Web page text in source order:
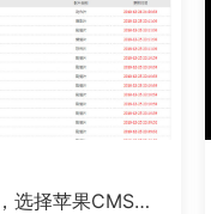
选择苹果CMS模